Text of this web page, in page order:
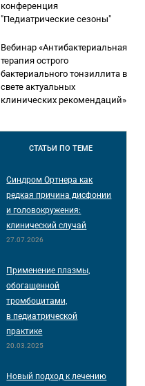
конференция
"Педиатрические сезоны"
Вебинар «Антибактериальная
терапия острого
бактериального тонзиллита в
свете актуальных
клинических рекомендаций»
СТАТЬИ ПО ТЕМЕ
Синдром Ортнера как
редкая причина дисфонии
и головокружения:
клинический случай
27.07.2026
Применение плазмы,
обогащенной
тромбоцитами,
в педиатрической
практике
20.03.2025
Новый подход к лечению